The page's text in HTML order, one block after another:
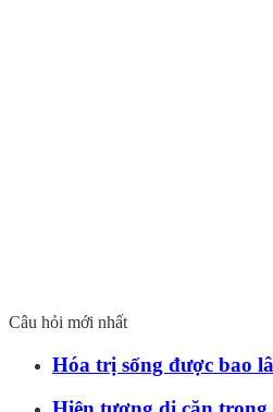
Câu hỏi mới nhất
Hóa trị sống được bao